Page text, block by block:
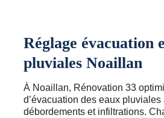
Réglage évacuation
pluviales Noaillan
À Noaillan, Rénovation 33
d’évacuation des eaux pluviales
débordements et infiltrations.